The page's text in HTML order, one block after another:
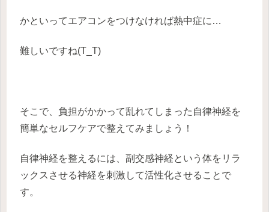
かといってエアコンをつけなければ熱中症に…
難しいですね(T_T)
そこで、負担がかかって乱れてしまった自律神経を
簡単なセルフケアで整えてみましょう！
自律神経を整えるには、副交感神経という体をリラ
ックスさせる神経を刺激して活性化させることで
す。